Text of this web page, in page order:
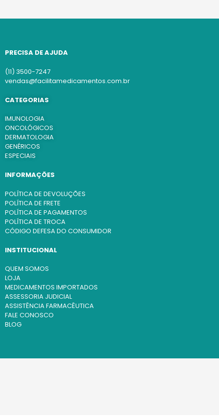
PRECISA DE AJUDA
(11) 3500-7247
vendas@facilitamedicamentos.com.br
CATEGORIAS
IMUNOLOGIA
ONCOLÓGICOS
DERMATOLOGIA
GENÉRICOS
ESPECIAIS
INFORMAÇÕES
POLÍTICA DE DEVOLUÇÕES
POLÍTICA DE FRETE
POLÍTICA DE PAGAMENTOS
POLÍTICA DE TROCA
CÓDIGO DEFESA DO CONSUMIDOR
INSTITUCIONAL
QUEM SOMOS
LOJA
MEDICAMENTOS IMPORTADOS
ASSESSORIA JUDICIAL
ASSISTÊNCIA FARMACÊUTICA
FALE CONOSCO
BLOG